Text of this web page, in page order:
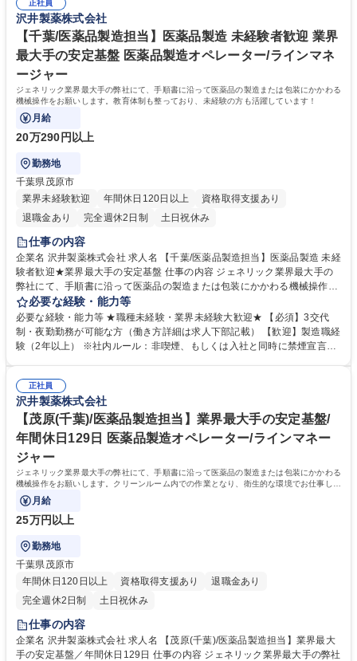
質を守る責任あるポジションです。年間休日129日、福利厚生も充実して
おり、ワークライフバランスを保ちながら長期的に活躍できる環境が整っ
ています。 学歴・資格 学歴：大学院 大学 高専 語学力： 資格：
正社員
沢井製薬株式会社
【千葉/医薬品製造担当】医薬品製造 未経験者歓迎 業界
最大手の安定基盤 医薬品製造オペレーター/ラインマネ
ージャー
ジェネリック業界最大手の弊社にて、手順書に沿って医薬品の製造または包装にかかわる
機械操作をお願いします。教育体制も整っており、未経験の方も活躍しています！
月給
20万290円以上
勤務地
千葉県茂原市
業界未経験歓迎
年間休日120日以上
資格取得支援あり
退職金あり
完全週休2日制 土日祝休み
仕事の内容
企業名 沢井製薬株式会社 求人名 【千葉/医薬品製造担当】医薬品製造 未経
験者歓迎★業界最大手の安定基盤 仕事の内容 ジェネリック業界最大手の
弊社にて、手順書に沿って医薬品の製造または包装にかかわる機械操作を
お願いします。教育体制も整っており、未経験の方も活躍しています！
【入社後について】 入社後は約半年にわたり研修を実施します。入社前の
段階では専門的な知識は不要です。医薬品製造を通じて社会貢献したいと
いう意欲のある方はぜひご応募ください！ 【採用背景】事業拡大・生産量
必要な経験・能力等
必要な経験・能力等 ★職種未経験・業界未経験大歓迎★ 【必須】3交代
制・夜勤勤務が可能な方（働き方詳細は求人下部記載） 【歓迎】製造職経
験（2年以上） ※社内ルール：非喫煙、もしくは入社と同時に禁煙宣言し
加え、有給休暇取得率は約8割と高く、住宅手当や家族手当も充実。未経
験でも安心の教育体制と、育休復職率ほぼ100％の「人を大切にする文
化」が自慢です。長く腰を据えて働ける環境が整っています。 学歴・資格
学歴：大学院 大学 高専 短大 専修学校 高校 語学力： 資格：
正社員
沢井製薬株式会社
【茂原(千葉)/医薬品製造担当】業界最大手の安定基盤/
年間休日129日 医薬品製造オペレーター/ラインマネー
ジャー
ジェネリック業界最大手の弊社にて、手順書に沿って医薬品の製造または包装にかかわる
機械操作をお願いします。クリーンルーム内での作業となり、衛生的な環境でお仕事して
いただけます。
月給
25万円以上
勤務地
千葉県茂原市
年間休日120日以上
資格取得支援あり
退職金あり
完全週休2日制
土日祝休み
仕事の内容
企業名 沢井製薬株式会社 求人名 【茂原(千葉)/医薬品製造担当】業界最大
手の安定基盤／年間休日129日 仕事の内容 ジェネリック業界最大手の弊社